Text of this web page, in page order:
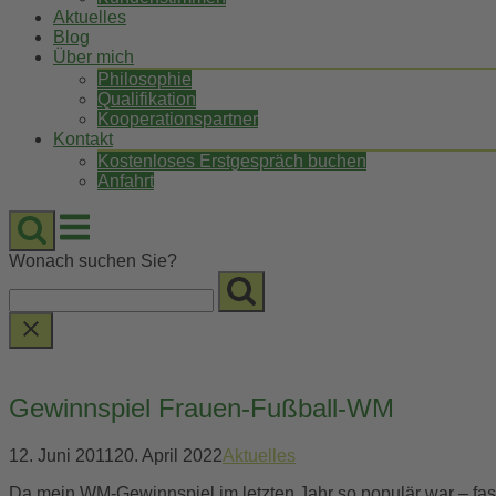
Aktuelles
Blog
Über mich
Philosophie
Qualifikation
Kooperationspartner
Kontakt
Kostenloses Erstgespräch buchen
Anfahrt
Menu
Wonach suchen Sie?
Gewinnspiel Frauen-Fußball-WM
12. Juni 2011 20. April 2022Aktuelles